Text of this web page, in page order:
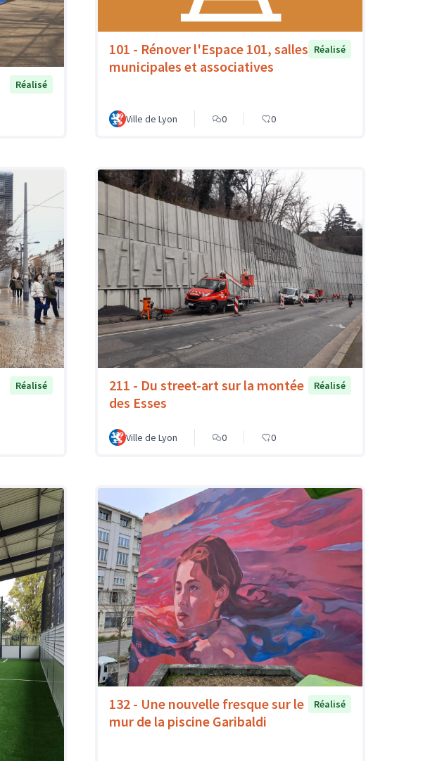
Réalisé
101 - Rénover l'Espace 101, salles
municipales et associatives
Réalisé
Ville de Lyon 0 0
Réalisé
211 - Du street-art sur la montée
des Esses
Réalisé
Ville de Lyon 0 0
132 - Une nouvelle fresque sur le
mur de la piscine Garibaldi
Réalisé